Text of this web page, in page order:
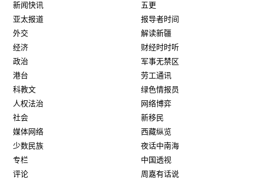
新闻快讯
亚太报道
外交
经济
政治
港台
科教文
人权法治
社会
媒体网络
少数民族
专栏
评论
五更
报导者时间
解读新疆
财经时时听
军事无禁区
劳工通讯
绿色情报员
网络博弈
新移民
西藏纵览
夜话中南海
中国透视
周嘉有话说